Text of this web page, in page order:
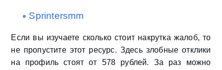
Sprintersmm
Если вы изучаете сколько стоит накрутка жалоб, то
не пропустите этот ресурс. Здесь злобные отклики
на профиль стоят от 578 рублей. За раз можно